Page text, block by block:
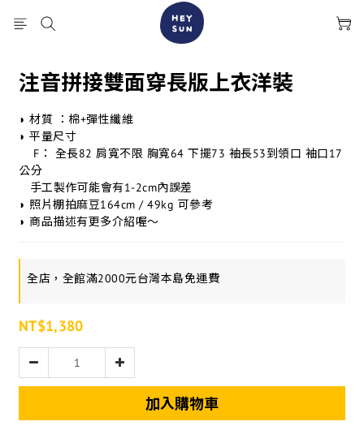
注音拼接雙面穿長版上衣洋裝
◗ 材質 ：棉+彈性纖維
◗ 平量尺寸
公分
   手工製作可能會有1-2cm內誤差
◗ 照片棚拍麻豆164cm / 49kg 可參考
◗ 商品描述有更多介紹喔～
全店，全館滿2000元台灣本島免運費
NT$1,380
加入購物車